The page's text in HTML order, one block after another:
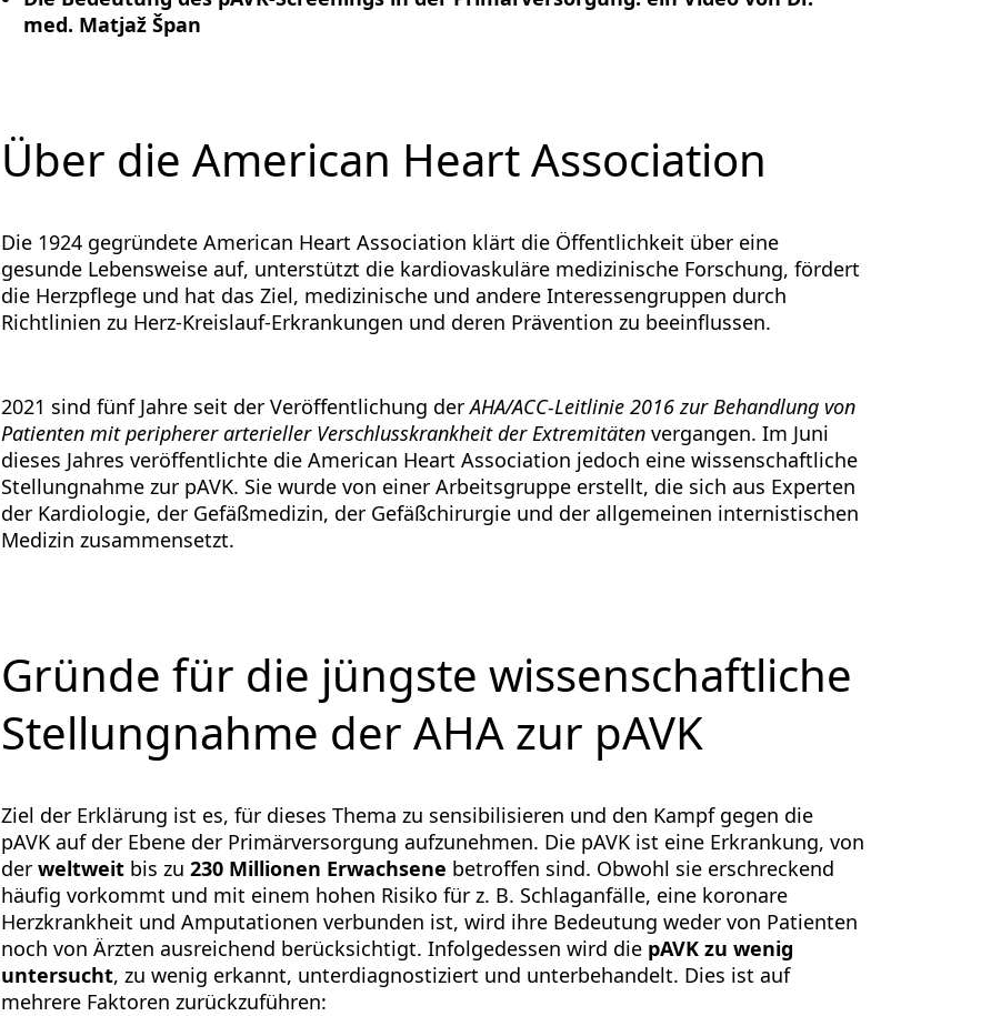
med. Matjaž Špan
Über die American Heart Association
Die 1924 gegründete American Heart Association klärt die Öffentlichkeit über eine
gesunde Lebensweise auf, unterstützt die kardiovaskuläre medizinische Forschung, fördert
die Herzpflege und hat das Ziel, medizinische und andere Interessengruppen durch
Richtlinien zu Herz-Kreislauf-Erkrankungen und deren Prävention zu beeinflussen.
2021 sind fünf Jahre seit der Veröffentlichung derAHA/ACC-Leitlinie 2016 zur Behandlung von
Patienten mit peripherer arterieller Verschlusskrankheit der Extremitäten vergangen. Im Juni
dieses Jahres veröffentlichte die American Heart Association jedoch eine wissenschaftliche
Stellungnahme zur pAVK. Sie wurde von einer Arbeitsgruppe erstellt, die sich aus Experten
der Kardiologie, der Gefäßmedizin, der Gefäßchirurgie und der allgemeinen internistischen
Medizin zusammensetzt.
Gründe für die jüngste wissenschaftliche
Stellungnahme der AHA zur pAVK
Ziel der Erklärung ist es, für dieses Thema zu sensibilisieren und den Kampf gegen die
pAVK auf der Ebene der Primärversorgung aufzunehmen. Die pAVK ist eine Erkrankung, von
derweltweit bis zu230 Millionen Erwachsene betroffen sind. Obwohl sie erschreckend
häufig vorkommt und mit einem hohen Risiko für z. B. Schlaganfälle, eine koronare
Herzkrankheit und Amputationen verbunden ist, wird ihre Bedeutung weder von Patienten
noch von Ärzten ausreichend berücksichtigt. Infolgedessen wird die pAVK zu wenig
untersucht, zu wenig erkannt, unterdiagnostiziert und unterbehandelt. Dies ist auf
mehrere Faktoren zurückzuführen: